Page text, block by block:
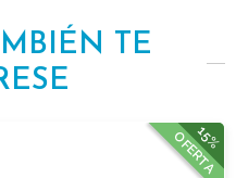
TE
15%
OFERTA